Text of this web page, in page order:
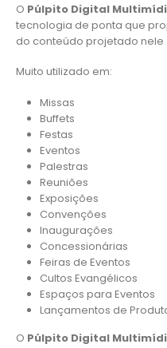
O Púlpito Digital
tecnologia de ponta que
do conteúdo projetado nele
Muito utilizado em:
Missas
Buffets
Festas
Eventos
Palestras
Reuniões
Exposições
Convenções
Inaugurações
Concessionárias
Feiras de Eventos
Cultos Evangélicos
Espaços para Eventos
Lançamentos de
O Púlpito Digital